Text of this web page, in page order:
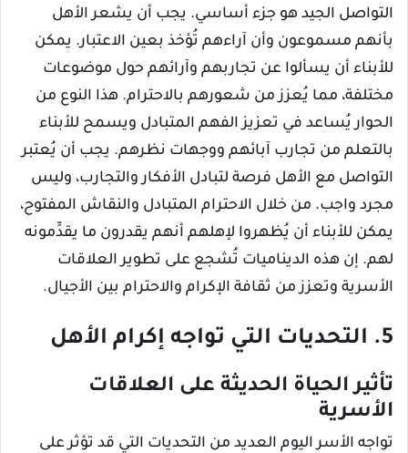
التواصل الجيد هو جزء أساسي. يجب أن يشعر الأهل
بأنهم مسموعون وأن آراءهم تُؤخذ بعين الاعتبار. يمكن
للأبناء أن يسألوا عن تجاربهم وآرائهم حول موضوعات
مختلفة، مما يُعزز من شعورهم بالاحترام. هذا النوع من
الحوار يُساعد في تعزيز الفهم المتبادل ويسمح للأبناء
بالتعلم من تجارب آبائهم ووجهات نظرهم. يجب أن يُعتبر
التواصل مع الأهل فرصة لتبادل الأفكار والتجارب، وليس
مجرد واجب. من خلال الاحترام المتبادل والنقاش المفتوح،
يمكن للأبناء أن يُظهروا لإهلهم أنهم يقدرون ما يقدِّمونه
لهم. إن هذه الديناميات تُشجع على تطوير العلاقات
الأسرية وتعزز من ثقافة الإكرام والاحترام بين الأجيال.
5. التحديات التي تواجه إكرام الأهل
تأثير الحياة الحديثة على العلاقات
الأسرية
تواجه الأسر اليوم العديد من التحديات التي قد تؤثر على